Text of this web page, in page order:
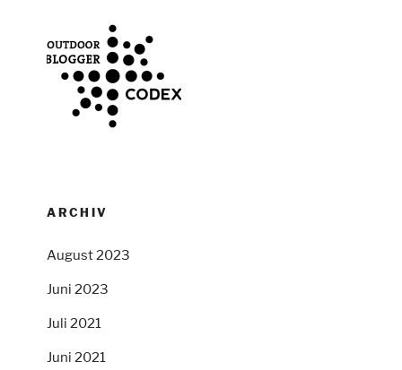
ARCHIV
August 2023
Juni 2023
Juli 2021
Juni 2021